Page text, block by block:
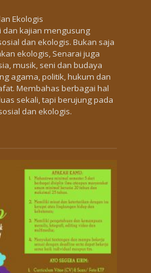
Ekologis
dan kajian mengusung
dan ekologis. Bukan saja
ekologis, Senarai juga
musik, seni dan budaya
agama, politik, hukum dan
Membahas berbagai hal
sekali, tapi berujung pada
dan ekologis.